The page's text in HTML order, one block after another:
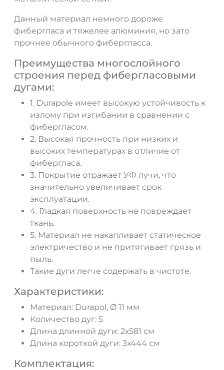
Данный материал немного дороже
фибергласа и тяжелее алюминия, но зато
прочнее обычного фибергласса.
Преимущества многослойного
строения перед фибергласовыми
дугами:
1. Durapole имеет высокую устойчивость к
излому при изгибании в сравнении с
фибергласом.
2. Высокая прочность при низких и
высоких температурах в отличие от
фибергласа.
3. Покрытие отражает УФ лучи, что
значительно увеличивает срок
эксплуатации.
4. Гладкая поверхность не повреждает
ткань.
5. Материал не накапливает статическое
электричество и не притягивает грязь и
пыль.
Такие дуги легче содержать в чистоте.
Характеристики:
Материал: Durapol, Ø 11 мм
Количество дуг: 5
Длина длинной дуги: 2х581 см
Длина короткой дуги: 3х444 см
Комплектация: